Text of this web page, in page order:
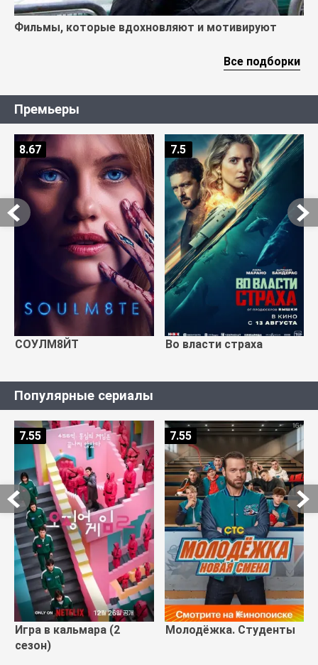
Фильмы, которые вдохновляют и мотивируют
Все подборки
Премьеры
СОУЛМ8ЙТ
8.67
Во власти страха
7.5
Популярные сериалы
Игра в кальмара (2
сезон)
7.55
Молодёжка. Студенты
7.55